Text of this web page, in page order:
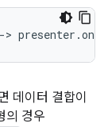
->
데이터 결합이
의 경우